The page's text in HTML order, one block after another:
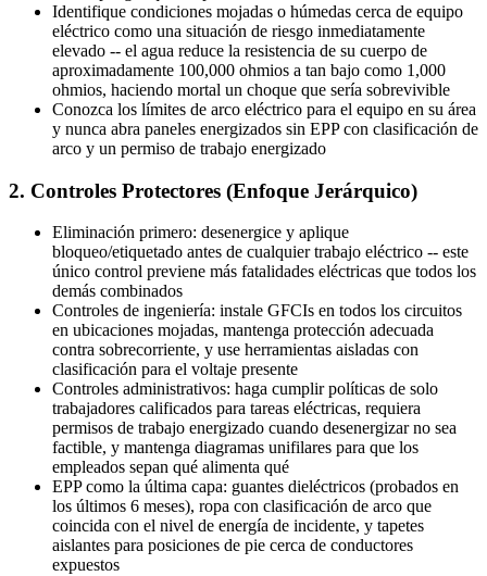
Identifique condiciones mojadas o húmedas cerca de equipo
eléctrico como una situación de riesgo inmediatamente
elevado -- el agua reduce la resistencia de su cuerpo de
aproximadamente 100,000 ohmios a tan bajo como 1,000
ohmios, haciendo mortal un choque que sería sobrevivible
Conozca los límites de arco eléctrico para el equipo en su área
y nunca abra paneles energizados sin EPP con clasificación de
arco y un permiso de trabajo energizado
2. Controles Protectores (Enfoque Jerárquico)
Eliminación primero: desenergice y aplique
bloqueo/etiquetado antes de cualquier trabajo eléctrico -- este
único control previene más fatalidades eléctricas que todos los
demás combinados
Controles de ingeniería: instale GFCIs en todos los circuitos
en ubicaciones mojadas, mantenga protección adecuada
contra sobrecorriente, y use herramientas aisladas con
clasificación para el voltaje presente
Controles administrativos: haga cumplir políticas de solo
trabajadores calificados para tareas eléctricas, requiera
permisos de trabajo energizado cuando desenergizar no sea
factible, y mantenga diagramas unifilares para que los
empleados sepan qué alimenta qué
EPP como la última capa: guantes dieléctricos (probados en
los últimos 6 meses), ropa con clasificación de arco que
coincida con el nivel de energía de incidente, y tapetes
aislantes para posiciones de pie cerca de conductores
expuestos